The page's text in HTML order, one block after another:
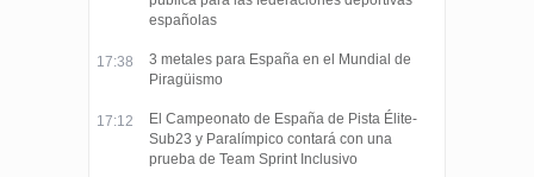
españolas
17:38
3 metales para España en el Mundial de
Piragüismo
17:12
El Campeonato de España de Pista Élite-
Sub23 y Paralímpico contará con una
prueba de Team Sprint Inclusivo